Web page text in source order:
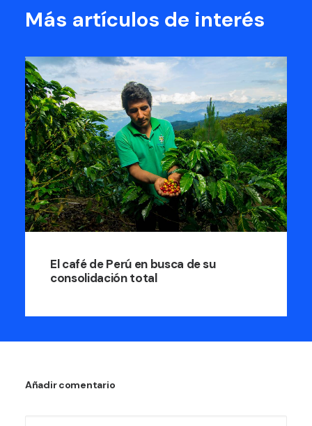
Más artículos de interés
El café de Perú en busca de su
consolidación total
Añadir comentario